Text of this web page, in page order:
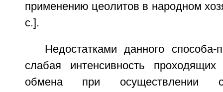
применению цеолитов в народном
с.].
Недостатками данного способа-
слабая интенсивность проходящих
обмена при осуществлении